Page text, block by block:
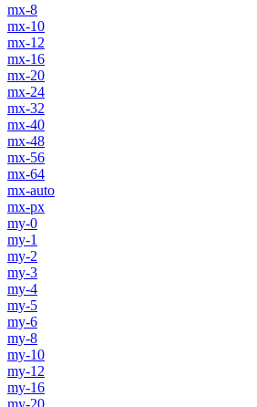
mx-8
mx-10
mx-12
mx-16
mx-20
mx-24
mx-32
mx-40
mx-48
mx-56
mx-64
mx-auto
mx-px
my-0
my-1
my-2
my-3
my-4
my-5
my-6
my-8
my-10
my-12
my-16
my-20